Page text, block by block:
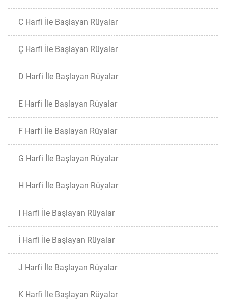
C Harfi İle Başlayan Rüyalar
Ç Harfi İle Başlayan Rüyalar
D Harfi İle Başlayan Rüyalar
E Harfi İle Başlayan Rüyalar
F Harfi İle Başlayan Rüyalar
G Harfi İle Başlayan Rüyalar
H Harfi İle Başlayan Rüyalar
I Harfi İle Başlayan Rüyalar
İ Harfi İle Başlayan Rüyalar
J Harfi İle Başlayan Rüyalar
K Harfi İle Başlayan Rüyalar